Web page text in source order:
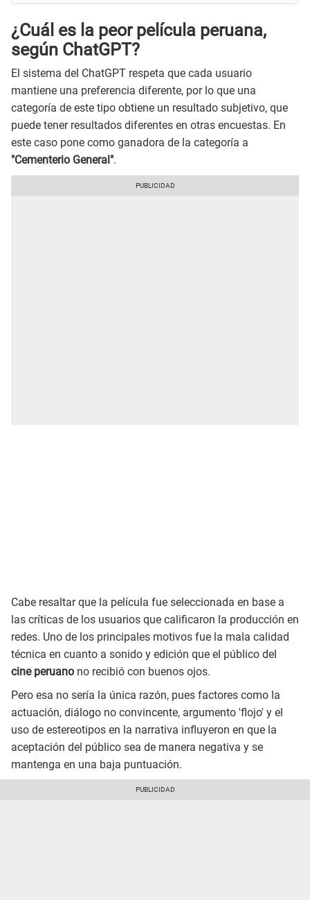
¿Cuál es la peor película peruana,
según ChatGPT?
El sistema del ChatGPT respeta que cada usuario
mantiene una preferencia diferente, por lo que una
categoría de este tipo obtiene un resultado subjetivo, que
puede tener resultados diferentes en otras encuestas. En
este caso pone como ganadora de la categoría a
"Cementerio General".
Cabe resaltar que la película fue seleccionada en base a
las críticas de los usuarios que calificaron la producción en
redes. Uno de los principales motivos fue la mala calidad
técnica en cuanto a sonido y edición que el público del
cine peruano no recibió con buenos ojos.
Pero esa no sería la única razón, pues factores como la
actuación, diálogo no convincente, argumento 'flojo' y el
uso de estereotipos en la narrativa influyeron en que la
aceptación del público sea de manera negativa y se
mantenga en una baja puntuación.